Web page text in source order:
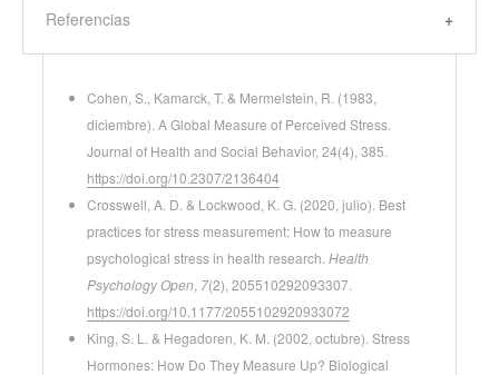
Referencias
Cohen, S., Kamarck, T. & Mermelstein, R. (1983,
diciembre). A Global Measure of Perceived Stress.
Journal of Health and Social Behavior, 24(4), 385.
https://doi.org/10.2307/2136404
Crosswell, A. D. & Lockwood, K. G. (2020, julio). Best
practices for stress measurement: How to measure
psychological stress in health research. Health
Psychology Open 7(2), 205510292093307.
https://doi.org/10.1177/2055102920933072
King, S. L. & Hegadoren, K. M. (2002, octubre). Stress
Hormones: How Do They Measure Up? Biological